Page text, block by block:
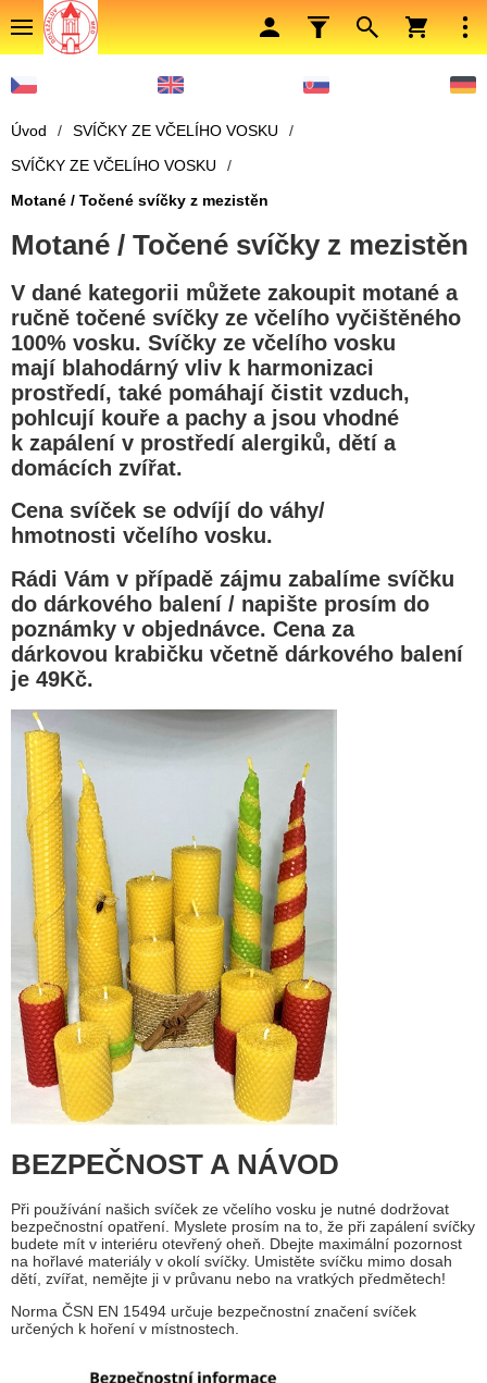
Úvod / SVÍČKY ZE VČELÍHO VOSKU
/
SVÍČKY ZE VČELÍHO VOSKU
/
Motané / Točené svíčky z mezistěn
Motané / Točené svíčky z mezistěn
V dané kategorii můžete zakoupit motané a
ručně točené svíčky ze včelího vyčištěného
100% vosku. Svíčky ze včelího vosku
mají blahodárný vliv k harmonizaci
prostředí, také pomáhají čistit vzduch,
pohlcují kouře a pachy a jsou vhodné
k zapálení v prostředí alergiků, dětí a
domácích zvířat.
Cena svíček se odvíjí do váhy/
hmotnosti včelího vosku.
Rádi Vám v případě zájmu zabalíme svíčku
do dárkového balení / napište prosím do
poznámky v objednávce. Cena za
dárkovou krabičku včetně dárkového balení
je 49Kč.
BEZPEČNOST A NÁVOD
Při používání našich svíček ze včelího vosku je nutné dodržovat
bezpečnostní opatření. Myslete prosím na to, že při zapálení svíčky
budete mít v interiéru otevřený oheň. Dbejte maximální pozornost
na hořlavé materiály v okolí svíčky. Umistěte svíčku mimo dosah
dětí, zvířat, nemějte ji v průvanu nebo na vratkých předmětech!
Norma ČSN EN 15494 určuje bezpečnostní značení svíček
určených k hoření v místnostech.